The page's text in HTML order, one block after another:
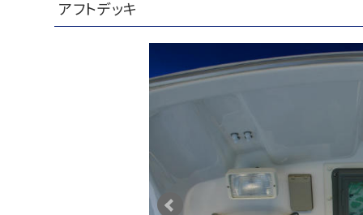
アフトデッキ